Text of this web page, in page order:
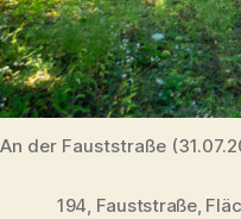
An der Fauststraße
194, Fauststraße,